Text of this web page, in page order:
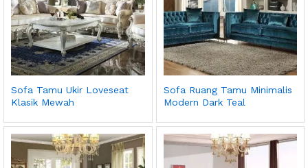
Sofa Tamu Ukir Loveseat
Klasik Mewah
Sofa Ruang Tamu Minimalis
Modern Dark Teal